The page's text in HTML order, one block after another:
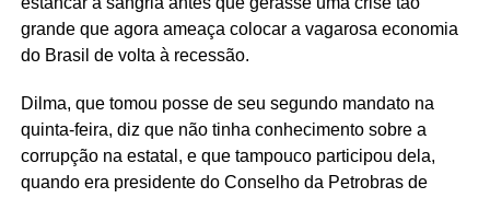
grande que agora ameaça colocar a vagarosa economia
do Brasil de volta à recessão.
Dilma, que tomou posse de seu segundo mandato na
quinta-feira, diz que não tinha conhecimento sobre a
corrupção na estatal, e que tampouco participou dela,
quando era presidente do Conselho da Petrobras de